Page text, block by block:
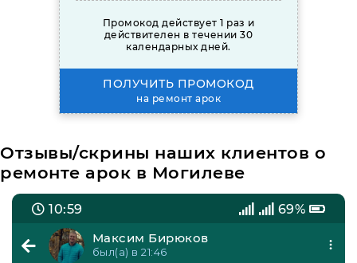
Промокод действует 1 раз и
действителен в течении 30
календарных дней.
ПОЛУЧИТЬ ПРОМОКОД
на ремонт арок
Отзывы/скрины наших клиентов о
ремонте арок в Могилеве
10:59
69%
Максим Бирюков
был(а) в 21:46